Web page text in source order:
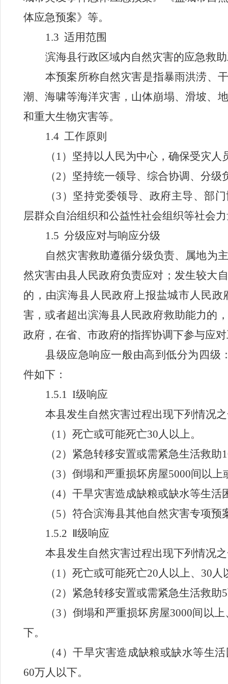
体应急预案》等。
1.3 适用范围
滨海县行政区域内自然灾害的应急救
本预案所称自然灾害是指暴雨洪涝、
潮、海啸等海洋灾害，山体崩塌、滑坡、
和重大生物灾害等。
1.4 工作原则
（ 1）坚持以人民为中心，确保受灾人
（2）坚持统一领导、综合协调、分级
（3 ）坚持党委领导、政府主导、部
层群众自治组织和公益性社会组织等社会
1.5 分级应对与响应分级
自然灾害救助遵循分级负责、属地为
然灾害由县人民政府负责应对；发生较大
的，由滨海县人民政府上报盐城市人民
害，或者超出滨海县人民政府救助能力的
政府，在省、市政府的指挥协调下参与应
县级应急响应一般由高到低分为四级
件如下：
1.5.1 I级响应
本县发生自然灾害过程出现下列情况
（ 1）死亡或可能死亡30人以上。
（2）紧急转移安置或需紧急生活救助
（3）倒塌和严重损坏房屋5000间以上
（4）干旱灾害造成缺粮或缺水等生活
（5）符合滨海县其他自然灾害专项预
1.5.2 Ⅱ级响应
本县发生自然灾害过程出现下列情况
（ 1）死亡或可能死亡20人以上、 30人
（2）紧急转移安置或需紧急生活救助5
（3 ）倒塌和严重损坏房屋3000间以上
下。
（4）干旱灾害造成缺粮或缺水等生
60万人以下。